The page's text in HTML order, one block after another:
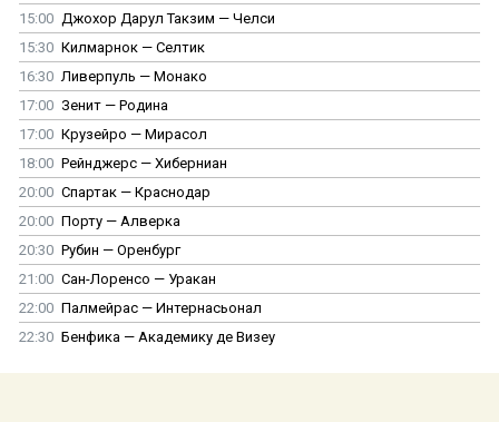
15:00 Джохор Дарул Такзим — Челси
15:30 Килмарнок — Селтик
16:30 Ливерпуль — Монако
17:00 Зенит — Родина
17:00 Крузейро — Мирасол
18:00 Рейнджерс — Хиберниан
20:00 Спартак — Краснодар
20:00 Порту — Алверка
20:30 Рубин — Оренбург
21:00 Сан-Лоренсо — Уракан
22:00 Палмейрас — Интернасьонал
22:30 Бенфика — Академику де Визеу